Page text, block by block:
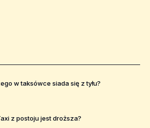
w taksówce siada się z tyłu?
z postoju jest droższa?